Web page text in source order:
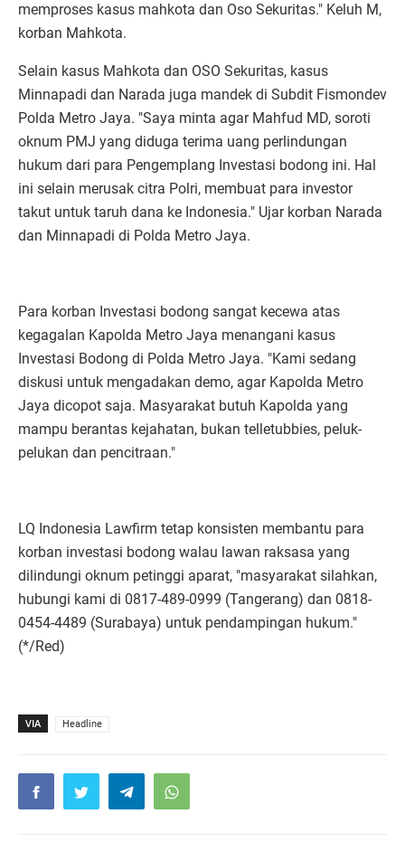
memproses kasus mahkota dan Oso Sekuritas." Keluh M,
korban Mahkota.
Selain kasus Mahkota dan OSO Sekuritas, kasus
Minnapadi dan Narada juga mandek di Subdit Fismondev
Polda Metro Jaya. "Saya minta agar Mahfud MD, soroti
oknum PMJ yang diduga terima uang perlindungan
hukum dari para Pengemplang Investasi bodong ini. Hal
ini selain merusak citra Polri, membuat para investor
takut untuk taruh dana ke Indonesia." Ujar korban Narada
dan Minnapadi di Polda Metro Jaya.
Para korban Investasi bodong sangat kecewa atas
kegagalan Kapolda Metro Jaya menangani kasus
Investasi Bodong di Polda Metro Jaya. "Kami sedang
diskusi untuk mengadakan demo, agar Kapolda Metro
Jaya dicopot saja. Masyarakat butuh Kapolda yang
mampu berantas kejahatan, bukan telletubbies, peluk-
pelukan dan pencitraan."
LQ Indonesia Lawfirm tetap konsisten membantu para
korban investasi bodong walau lawan raksasa yang
dilindungi oknum petinggi aparat, "masyarakat silahkan,
hubungi kami di 0817-489-0999 (Tangerang) dan 0818-
0454-4489 (Surabaya) untuk pendampingan hukum."
(*/Red)
VIA Headline